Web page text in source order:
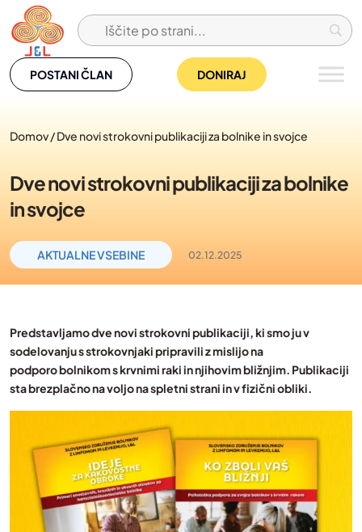
Skip
to
content
POSTANI ČLAN DONIRAJ
Domov/Dve novi strokovni publikaciji za bolnike in svojce
Dve novi strokovni publikaciji za bolnike
in svojce
AKTUALNE VSEBINE 02.12.2025
Predstavljamo dve novi strokovni publikaciji, ki smo ju v
sodelovanju s strokovnjaki pripravili z mislijo na
podporo bolnikom s krvnimi raki in njihovim bližnjim. Publikaciji
sta brezplačno na voljo na spletni strani in v fizični obliki.